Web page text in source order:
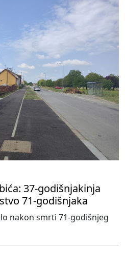
37-godišnjakinja
71-godišnjaka
nakon smrti 71-godišnjeg